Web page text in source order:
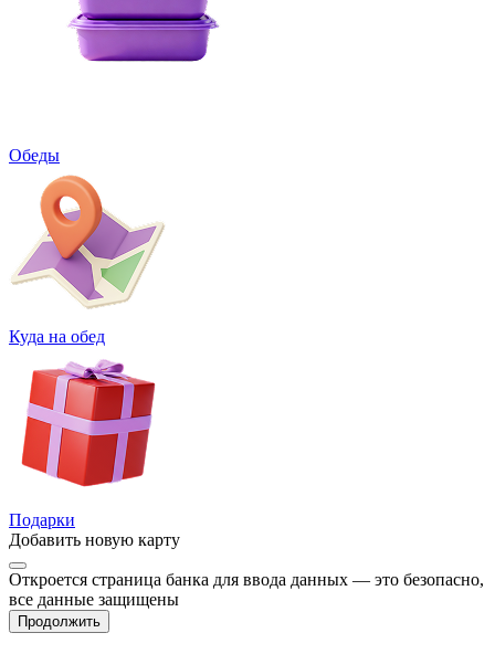
Обеды
Куда на обед
Подарки
Добавить новую карту
Откроется страница банка для ввода данных — это безопасно,
все данные защищены
Продолжить